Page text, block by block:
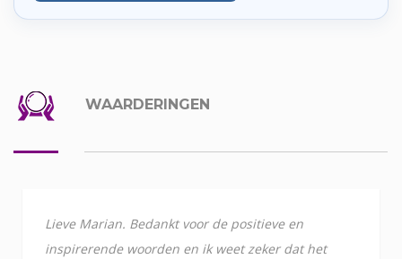
WAARDERINGEN
Lieve Marian. Bedankt voor de positieve en
inspirerende woorden en ik weet zeker dat het